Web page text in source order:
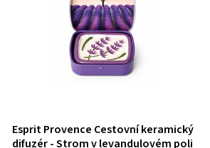
Esprit Provence Cestovní keramický
difuzér - Strom v levandulovém poli